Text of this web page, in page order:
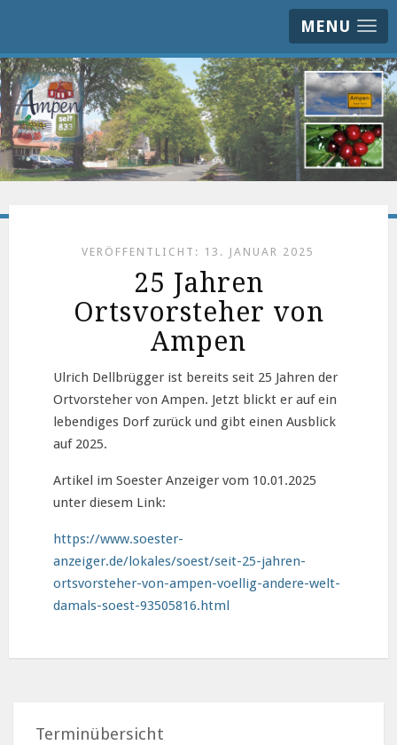
MENU
Terminübersicht
VERÖFFENTLICHT: 13. JANUAR 2025
25 Jahren
Ortsvorsteher von
Ampen
Ulrich Dellbrügger ist bereits seit 25 Jahren der
Ortvorsteher von Ampen. Jetzt blickt er auf ein
lebendiges Dorf zurück und gibt einen Ausblick
auf 2025.
Artikel im Soester Anzeiger vom 10.01.2025
unter diesem Link:
https://www.soester-
anzeiger.de/lokales/soest/seit-25-jahren-
ortsvorsteher-von-ampen-voellig-andere-welt-
damals-soest-93505816.html